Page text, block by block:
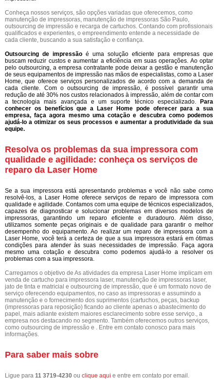
Conheça nossos serviços, são opções variadas que oferecemos, como
manutenção de impressoras, manutenção de impressoras São Paulo,
outsourcing de impressão e recarga de cartuchos. Contando com profissionais
qualificados e experientes, o empreendimento entende a necessidade de
cada cliente, buscando a sua satisfação e confiança.
Outsourcing de impressão é uma solução eficiente para empresas que
buscam reduzir custos e aumentar a eficiência em suas operações. Ao optar
pelo outsourcing, a empresa contratante pode deixar a gestão e manutenção
de seus equipamentos de impressão nas mãos de especialistas, como a Laser
Home, que oferece serviços personalizados de acordo com a demanda de
cada cliente. Com o outsourcing de impressão, é possível garantir uma
redução de até 30% nos custos relacionados à impressão, além de contar com
a tecnologia mais avançada e um suporte técnico especializado. Para
conhecer os benefícios que a Laser Home pode oferecer para a sua
empresa, faça agora mesmo uma cotação e descubra como podemos
ajudá-lo a otimizar os seus processos e aumentar a produtividade da sua
equipe.
Resolva os problemas da sua impressora com
qualidade e agilidade: conheça os serviços de
reparo da Laser Home
Se a sua impressora está apresentando problemas e você não sabe como
resolvê-los, a Laser Home oferece serviços de reparo de impressora com
qualidade e agilidade. Contamos com uma equipe de técnicos especializados,
capazes de diagnosticar e solucionar problemas em diversos modelos de
impressoras, garantindo um reparo eficiente e duradouro. Além disso,
utilizamos somente peças originais e de qualidade para garantir o melhor
desempenho do equipamento. Ao realizar um reparo de impressora com a
Laser Home, você terá a certeza de que a sua impressora estará em ótimas
condições para atender às suas necessidades de impressão. Faça agora
mesmo uma cotação e descubra como podemos ajudá-lo a resolver os
problemas com a sua impressora.
Carregamos o objetivo de As atividades da empresa Laser Home implicam em
venda de cartucho para impressora laser, manutenção de impressoras laser,
jato de tinta e matricial e outsourcing de impressão, que é um formato novo de
serviço oferecendo equipamentos, no caso as impressoras e assumindo a
manutenção e o fornecimento dos suprimentos (cartuchos, peças, backup
(impressoras para reposição) ficando ao cliente apenas o abastecimento do
papel, mais adiante existem maiores esclarecimento sobre esse serviço., a
empresa nos destacando no segmento. Também oferecemos outros serviços,
como outsourcing de impressão e . Entre em contato conosco para mais
informações.
Para saber mais sobre
Ligue para 11 3719-4230 ou clique aqui e entre em contato por email.